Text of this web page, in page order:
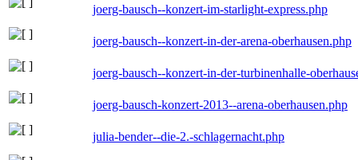
joerg-bausch--konzert-im-starlight-express.php
joerg-bausch--konzert-in-der-arena-oberhausen.php
joerg-bausch--konzert-in-der-turbinenhalle-
joerg-bausch-konzert-2013--arena-oberhausen.php
julia-bender--die-2.-schlagernacht.php